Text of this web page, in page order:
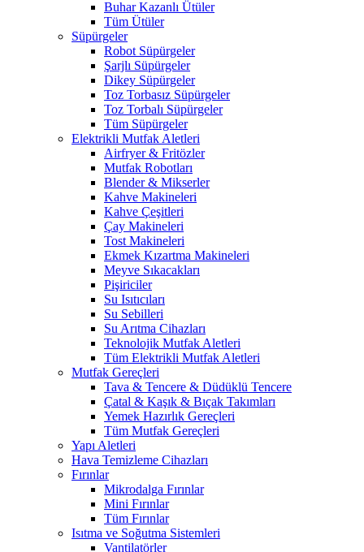
Buhar Kazanlı Ütüler
Tüm Ütüler
Süpürgeler
Robot Süpürgeler
Şarjlı Süpürgeler
Dikey Süpürgeler
Toz Torbasız Süpürgeler
Toz Torbalı Süpürgeler
Tüm Süpürgeler
Elektrikli Mutfak Aletleri
Airfryer & Fritözler
Mutfak Robotları
Blender & Mikserler
Kahve Makineleri
Kahve Çeşitleri
Çay Makineleri
Tost Makineleri
Ekmek Kızartma Makineleri
Meyve Sıkacakları
Pişiriciler
Su Isıtıcıları
Su Sebilleri
Su Arıtma Cihazları
Teknolojik Mutfak Aletleri
Tüm Elektrikli Mutfak Aletleri
Mutfak Gereçleri
Tava & Tencere & Düdüklü Tencere
Çatal & Kaşık & Bıçak Takımları
Yemek Hazırlık Gereçleri
Tüm Mutfak Gereçleri
Yapı Aletleri
Hava Temizleme Cihazları
Fırınlar
Mikrodalga Fırınlar
Mini Fırınlar
Tüm Fırınlar
Isıtma ve Soğutma Sistemleri
Vantilatörler